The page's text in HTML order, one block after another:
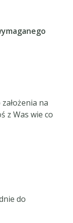
na
z Was wie co
do